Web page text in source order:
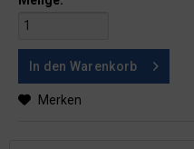
In den Warenkorb
Merken